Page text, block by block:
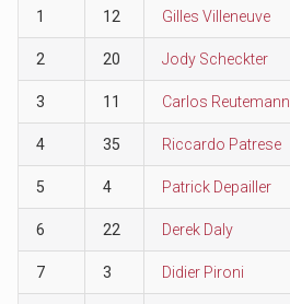
1 12 Gilles Villeneuve
2 20 Jody Scheckter
3 11 Carlos Reutemann
4 35 Riccardo Patrese
5 4 Patrick Depailler
6 22 Derek Daly
7 3 Didier Pironi